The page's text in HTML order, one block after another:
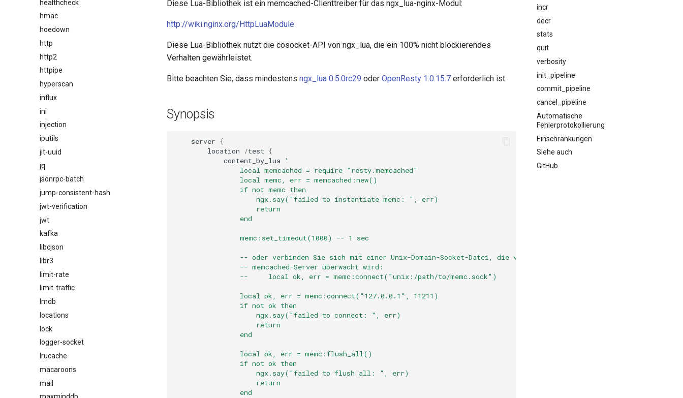
healthcheck
hmac
hoedown
http
http2
httpipe
hyperscan
influx
ini
injection
iputils
jit-uuid
jq
jsonrpc-batch
jump-consistent-hash
jwt-verification
jwt
kafka
libcjson
libr3
limit-rate
limit-traffic
lmdb
locations
lock
logger-socket
lrucache
macaroons
mail
incr
decr
stats
quit
verbosity
init_pipeline
commit_pipeline
cancel_pipeline
Automatische
Fehlerprotokollierung
Einschränkungen
Siehe auch
GitHub
Diese Lua-Bibliothek ist ein memcached-Clienttreiber für das ngx_lua-nginx-Modul:
http://wiki.nginx.org/HttpLuaModule
Diese Lua-Bibliothek nutzt die cosocket-API von ngx_lua, die ein 100% nicht blockierendes
Verhalten gewährleistet.
Bitte beachten Sie, dass mindestens ngx_lua 0.5.0rc29 oder OpenResty 1.0.15.7 erforderlich ist.
Synopsis
server
{
location
/test
{
content_by_lua
'
                local memcached = require "resty.memcached"
                local memc, err = memcached:new()
                if not memc then
                    ngx.say("failed to instantiate memc: ", err)
                    return
                end
                memc:set_timeout(1000) -- 1 sec
                -- oder verbinden Sie sich mit einer Unix-Domain-Socket-Datei, die von einem
                -- memcached-Server überwacht wird:
                --     local ok, err = memc:connect("unix:/path/to/memc.sock")
                local ok, err = memc:connect("127.0.0.1", 11211)
                if not ok then
                    ngx.say("failed to connect: ", err)
                    return
                end
                local ok, err = memc:flush_all()
                if not ok then
                    ngx.say("failed to flush all: ", err)
                    return
                end